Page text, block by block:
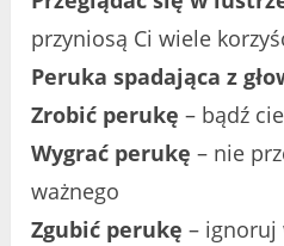
przyniosą Ci wiele
Peruka spadająca z
Zrobić perukę – bądź
Wygrać perukę – nie
ważnego
Zgubić perukę – ignoruj